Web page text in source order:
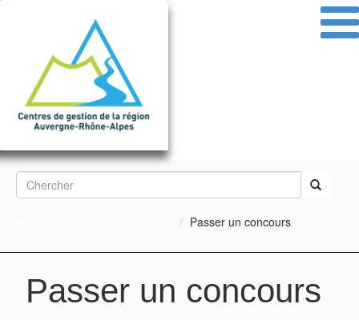
Formulaire
Passer un concours
Passer un concours